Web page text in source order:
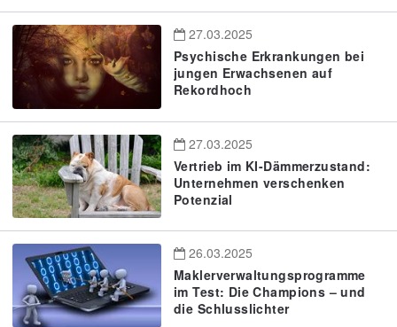
27.03.2025
Psychische Erkrankungen bei
jungen Erwachsenen auf
Rekordhoch
27.03.2025
Vertrieb im KI-Dämmerzustand:
Unternehmen verschenken
Potenzial
26.03.2025
Maklerverwaltungsprogramme
im Test: Die Champions – und
die Schlusslichter